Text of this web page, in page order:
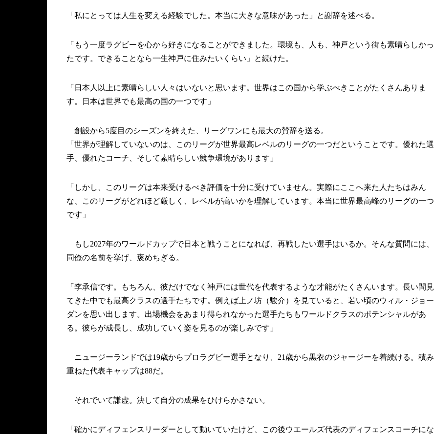
「私にとっては人生を変える経験でした。本当に大きな意味があった」と謝辞を述べる。
「もう一度ラグビーを心から好きになることができました。環境も、人も、神戸という街も素晴らしかっ
たです。できることなら一生神戸に住みたいくらい」と続けた。
「日本人以上に素晴らしい人々はいないと思います。世界はこの国から学ぶべきことがたくさんありま
す。日本は世界でも最高の国の一つです」
創設から5度目のシーズンを終えた、リーグワンにも最大の賛辞を送る。
「世界が理解していないのは、このリーグが世界最高レベルのリーグの一つだということです。優れた選
手、優れたコーチ、そして素晴らしい競争環境があります」
「しかし、このリーグは本来受けるべき評価を十分に受けていません。実際にここへ来た人たちはみん
な、このリーグがどれほど厳しく、レベルが高いかを理解しています。本当に世界最高峰のリーグの一つ
です」
もし2027年のワールドカップで日本と戦うことになれば、再戦したい選手はいるか。そんな質問には、
同僚の名前を挙げ、褒めちぎる。
「李承信です。もちろん、彼だけでなく神戸には世代を代表するような才能がたくさんいます。長い間見
てきた中でも最高クラスの選手たちです。例えば上ノ坊（駿介）を見ていると、若い頃のウィル・ジョー
ダンを思い出します。出場機会をあまり得られなかった選手たちもワールドクラスのポテンシャルがあ
る。彼らが成長し、成功していく姿を見るのが楽しみです」
ニュージーランドでは19歳からプロラグビー選手となり、21歳から黒衣のジャージーを着続ける。積み
重ねた代表キャップは88だ。
それでいて謙虚。決して自分の成果をひけらかさない。
「確かにディフェンスリーダーとして動いていたけど、この後ウエールズ代表のディフェンスコーチにな